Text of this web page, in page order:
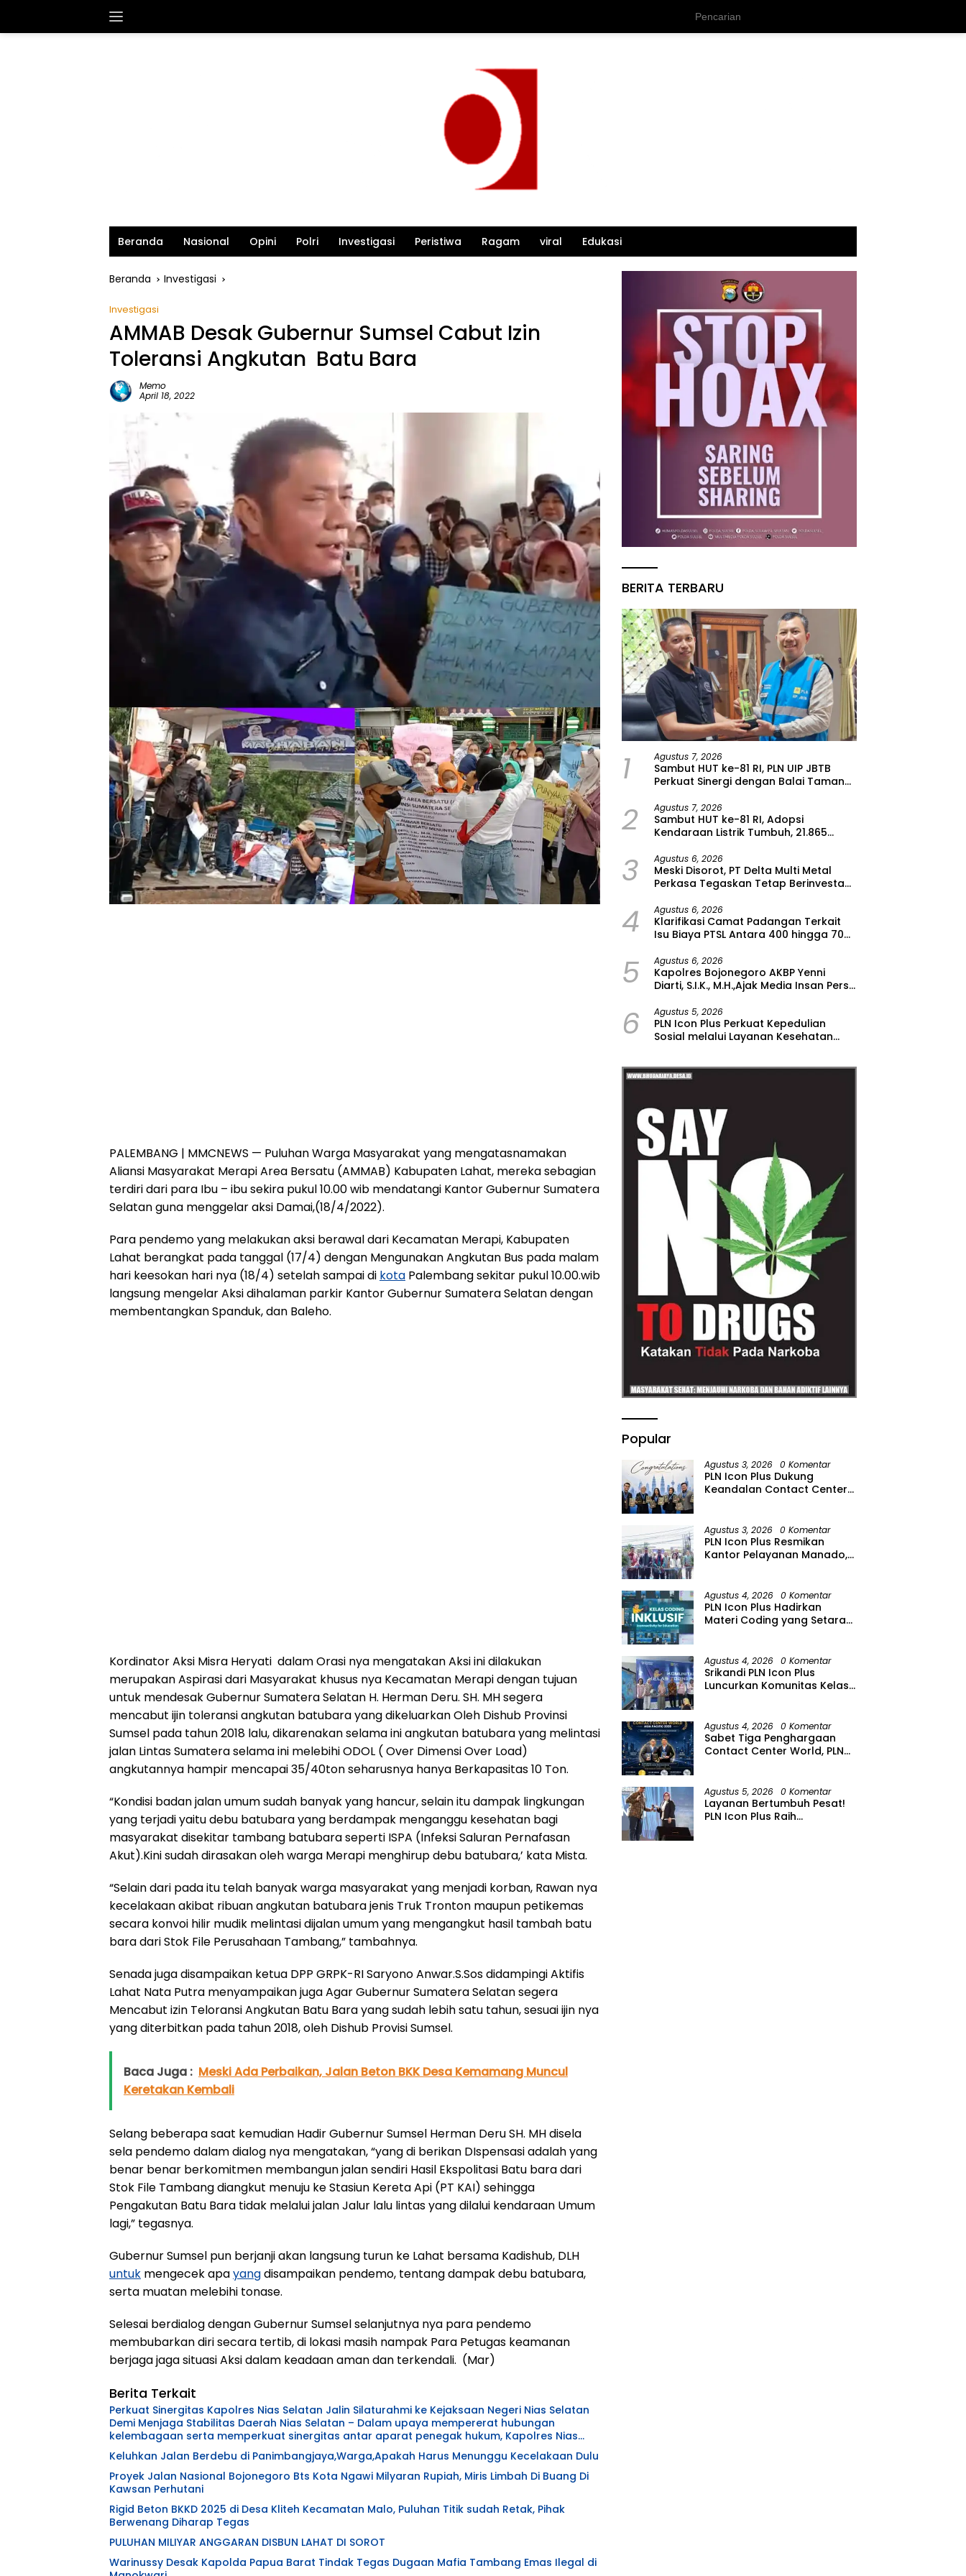
Beranda Nasional Opini Polri Investigasi Peristiwa Ragam viral Edukasi
Beranda Investigasi
Investigasi
AMMAB Desak Gubernur Sumsel Cabut Izin
Toleransi Angkutan Batu Bara
Memo
April 18, 2022
PALEMBANG | MMCNEWS — Puluhan Warga Masyarakat yang mengatasnamakan
Aliansi Masyarakat Merapi Area Bersatu (AMMAB) Kabupaten Lahat, mereka sebagian
terdiri dari para Ibu – ibu sekira pukul 10.00 wib mendatangi Kantor Gubernur Sumatera
Selatan guna menggelar aksi Damai,(18/4/2022).
Para pendemo yang melakukan aksi berawal dari Kecamatan Merapi, Kabupaten
Lahat berangkat pada tanggal (17/4) dengan Mengunakan Angkutan Bus pada malam
hari keesokan hari nya (18/4) setelah sampai di kota Palembang sekitar pukul 10.00.wib
langsung mengelar Aksi dihalaman parkir Kantor Gubernur Sumatera Selatan dengan
membentangkan Spanduk, dan Baleho.
Kordinator Aksi Misra Heryati dalam Orasi nya mengatakan Aksi ini dilakukan
merupakan Aspirasi dari Masyarakat khusus nya Kecamatan Merapi dengan tujuan
untuk mendesak Gubernur Sumatera Selatan H. Herman Deru. SH. MH segera
mencabut ijin toleransi angkutan batubara yang dikeluarkan Oleh Dishub Provinsi
Sumsel pada tahun 2018 lalu, dikarenakan selama ini angkutan batubara yang melintasi
jalan Lintas Sumatera selama ini melebihi ODOL ( Over Dimensi Over Load)
angkutannya hampir mencapai 35/40ton seharusnya hanya Berkapasitas 10 Ton.
“Kondisi badan jalan umum sudah banyak yang hancur, selain itu dampak lingkungan
yang terjadi yaitu debu batubara yang berdampak menganggu kesehatan bagi
masyarakat disekitar tambang batubara seperti ISPA (Infeksi Saluran Pernafasan
Akut).Kini sudah dirasakan oleh warga Merapi menghirup debu batubara,’ kata Mista.
“Selain dari pada itu telah banyak warga masyarakat yang menjadi korban, Rawan nya
kecelakaan akibat ribuan angkutan batubara jenis Truk Tronton maupun petikemas
secara konvoi hilir mudik melintasi dijalan umum yang mengangkut hasil tambah batu
bara dari Stok File Perusahaan Tambang,” tambahnya.
Senada juga disampaikan ketua DPP GRPK-RI Saryono Anwar.S.Sos didampingi Aktifis
Lahat Nata Putra menyampaikan juga Agar Gubernur Sumatera Selatan segera
Mencabut izin Teloransi Angkutan Batu Bara yang sudah lebih satu tahun, sesuai ijin nya
yang diterbitkan pada tahun 2018, oleh Dishub Provisi Sumsel.
Baca Juga : Meski Ada Perbaikan, Jalan Beton BKK Desa Kemamang Muncul
Keretakan Kembali
Selang beberapa saat kemudian Hadir Gubernur Sumsel Herman Deru SH. MH disela
sela pendemo dalam dialog nya mengatakan, “yang di berikan DIspensasi adalah yang
benar benar berkomitmen membangun jalan sendiri Hasil Ekspolitasi Batu bara dari
Stok File Tambang diangkut menuju ke Stasiun Kereta Api (PT KAI) sehingga
Pengakutan Batu Bara tidak melalui jalan Jalur lalu lintas yang dilalui kendaraan Umum
lagi,” tegasnya.
Gubernur Sumsel pun berjanji akan langsung turun ke Lahat bersama Kadishub, DLH
untuk mengecek apayangdisampaikan pendemo, tentang dampak debu batubara,
serta muatan melebihi tonase.
Selesai berdialog dengan Gubernur Sumsel selanjutnya nya para pendemo
membubarkan diri secara tertib, di lokasi masih nampak Para Petugas keamanan
berjaga jaga situasi Aksi dalam keadaan aman dan terkendali. (Mar)
Berita Terkait
Perkuat Sinergitas Kapolres Nias Selatan Jalin Silaturahmi ke Kejaksaan Negeri Nias Selatan
Demi Menjaga Stabilitas Daerah Nias Selatan – Dalam upaya mempererat hubungan
kelembagaan serta memperkuat sinergitas antar aparat penegak hukum, Kapolres Nias
Selatan AKBP Alfian Tri Permadi, S.I.K., M.H. bersama jajaran melaksanakan kunjungan
silaturahmi ke Kantor Kejaksaan Negeri Nias Selatan pada Senin (20/7/2026) pukul 15.00 WIB.
Kedatangan rombongan Polres Nias Selatan disambut langsung oleh Kepala Kejaksaan
Negeri Nias Selatan, Imam Fauzi, S.H. yang didampingi para Pejabat Utama Kejaksaan Negeri
semangat kebersamaan sebagai wujud komitmen memperkuat koordinasi antar institusi
penegak hukum. Turut hadir dalam kegiatan tersebut Kapolres Nias Selatan AKBP Alfian Tri
Permadi, S.I.K., M.H., Wakapolres Nias Selatan Kompol Mahyu Danil Noor, S.Si., para Pejabat
Kapolres Nias Selatan AKBP Alfian Tri Permadi, S.I.K., M.H., menyampaikan bahwa kegiatan
Keluhkan Jalan Berdebu di Panimbangjaya,Warga,Apakah Harus Menunggu Kecelakaan Dulu
Proyek Jalan Nasional Bojonegoro Bts Kota Ngawi Milyaran Rupiah, Miris Limbah Di Buang Di
Kawsan Perhutani
Rigid Beton BKKD 2025 di Desa Kliteh Kecamatan Malo, Puluhan Titik sudah Retak, Pihak
Berwenang Diharap Tegas
PULUHAN MILIYAR ANGGARAN DISBUN LAHAT DI SOROT
Warinussy Desak Kapolda Papua Barat Tindak Tegas Dugaan Mafia Tambang Emas Ilegal di
BERITA TERBARU
1 Agustus 7, 2026
Sambut HUT ke-81 RI, PLN UIP JBTB
Perkuat Sinergi dengan Balai Taman
Rencana Proyek SUTET 500 kV Paiton–
Watudodol/Kalipuro
2 Agustus 7, 2026
Sambut HUT ke-81 RI, Adopsi
Kendaraan Listrik Tumbuh, 21.865
Charging Services PLN pada Semester
I 2026
3 Agustus 6, 2026
Meski Disorot, PT Delta Multi Metal
Perkasa Tegaskan Tetap Berinvestasi
4 Agustus 6, 2026
Klarifikasi Camat Padangan Terkait
Isu Biaya PTSL Antara 400 hingga 700
5 Agustus 6, 2026
Kapolres Bojonegoro AKBP Yenni
Diarti, S.I.K., M.H.,Ajak Media Insan Pers
6 Agustus 5, 2026
PLN Icon Plus Perkuat Kepedulian
Sosial melalui Layanan Kesehatan
Popular
Agustus 3, 2026 0 Komentar
PLN Icon Plus Dukung
Keandalan Contact Center
Agustus 3, 2026 0 Komentar
PLN Icon Plus Resmikan
Kantor Pelayanan Manado,
Agustus 4, 2026 0 Komentar
PLN Icon Plus Hadirkan
Materi Coding yang Setara
Agustus 4, 2026 0 Komentar
Srikandi PLN Icon Plus
Luncurkan Komunitas Kelas
Agustus 4, 2026 0 Komentar
Sabet Tiga Penghargaan
Contact Center World, PLN
Center ICONNET
Agustus 5, 2026 0 Komentar
Layanan Bertumbuh Pesat!
PLN Icon Plus Raih